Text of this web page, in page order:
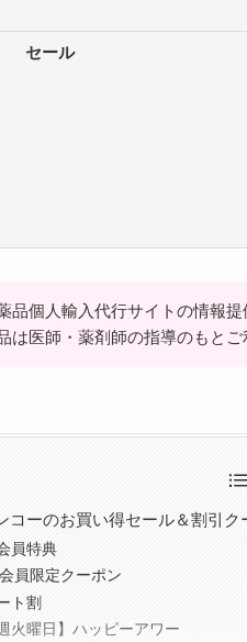
セール
品個人輸入代行サイトの情報
は医師・薬剤師の指導のもとご
コーのお買い得セール＆割引ク
員特典
員限定クーポン
ト割
火曜日】ハッピーアワー